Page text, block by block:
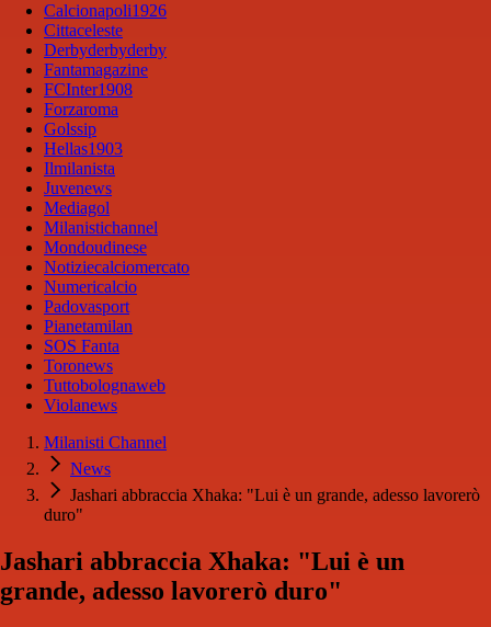
Calcionapoli1926
Cittaceleste
Derbyderbyderby
Fantamagazine
FCInter1908
Forzaroma
Golssip
Hellas1903
Ilmilanista
Juvenews
Mediagol
Milanistichannel
Mondoudinese
Notiziecalciomercato
Numericalcio
Padovasport
Pianetamilan
SOS Fanta
Toronews
Tuttobolognaweb
Violanews
Milanisti Channel
News
Jashari abbraccia Xhaka: "Lui è un grande, adesso lavorerò
duro"
Jashari abbraccia Xhaka: "Lui è un
grande, adesso lavorerò duro"